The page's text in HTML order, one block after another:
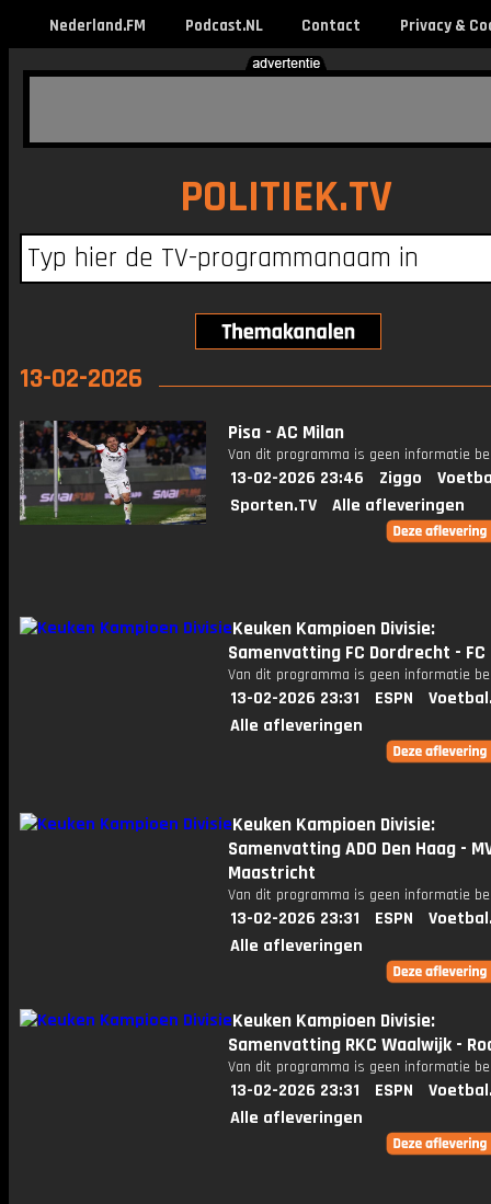
Nederland.FM Podcast.NL Contact Privacy &
POLITIEK.TV
13-02-2026
Pisa - AC Milan
Van dit programma is geen informatie
13-02-2026 23:46 Ziggo
Sporten.TV
Alle afleveringen
Keuken Kampioen Divisie:
Samenvatting FC Dordrecht - FC
Van dit programma is geen informatie
13-02-2026 23:31 ESPN
Alle afleveringen
Keuken Kampioen Divisie:
Samenvatting ADO Den Haag -
Maastricht
Van dit programma is geen informatie
13-02-2026 23:31 ESPN
Alle afleveringen
Keuken Kampioen Divisie:
Samenvatting RKC Waalwijk -
Van dit programma is geen informatie
13-02-2026 23:31 ESPN
Alle afleveringen